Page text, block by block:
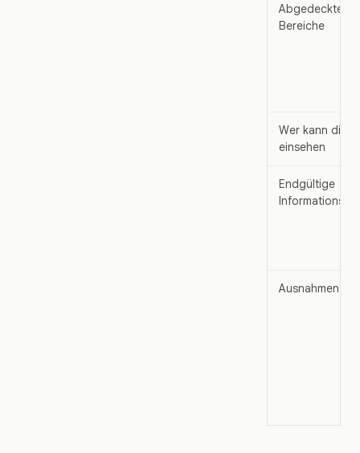
Abgedeckte
Bereiche
Wer kann dies
einsehen
Endgültige
Ausnahmen